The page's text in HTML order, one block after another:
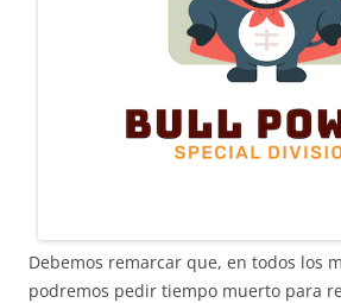
Debemos remarcar que, en todos los
podremos pedir tiempo muerto para